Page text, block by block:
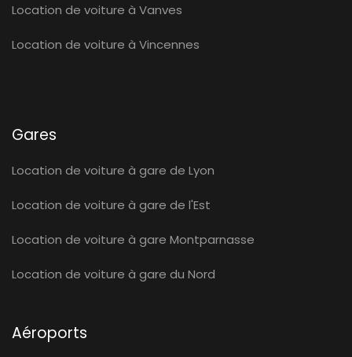
Location de voiture à Vanves
Location de voiture à Vincennes
Gares
Location de voiture à gare de Lyon
Location de voiture à gare de l'Est
Location de voiture à gare Montparnasse
Location de voiture à gare du Nord
Aéroports